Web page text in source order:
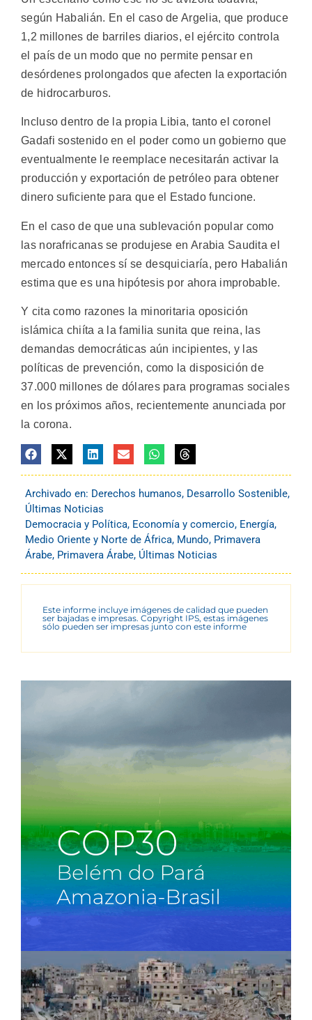
según Habalián. En el caso de Argelia, que produce
1,2 millones de barriles diarios, el ejército controla
el país de un modo que no permite pensar en
desórdenes prolongados que afecten la exportación
de hidrocarburos.
Incluso dentro de la propia Libia, tanto el coronel
Gadafi sostenido en el poder como un gobierno que
eventualmente le reemplace necesitarán activar la
producción y exportación de petróleo para obtener
dinero suficiente para que el Estado funcione.
En el caso de que una sublevación popular como
las norafricanas se produjese en Arabia Saudita el
mercado entonces sí se desquiciaría, pero Habalián
estima que es una hipótesis por ahora improbable.
Y cita como razones la minoritaria oposición
islámica chiíta a la familia sunita que reina, las
demandas democráticas aún incipientes, y las
políticas de prevención, como la disposición de
37.000 millones de dólares para programas sociales
en los próximos años, recientemente anunciada por
la corona.
Archivado en: Derechos humanos, Desarrollo Sostenible,
Últimas Noticias
Democracia y Política, Economía y comercio, Energía,
Medio Oriente y Norte de África, Mundo, Primavera
Árabe, Primavera Árabe, Últimas Noticias
Este informe incluye imágenes de calidad que pueden
ser bajadas e impresas. Copyright IPS, estas imágenes
sólo pueden ser impresas junto con este informe